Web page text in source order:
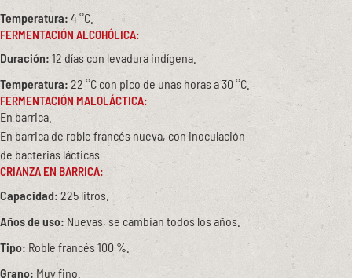
Temperatura: 4 °C.
FERMENTACIÓN ALCOHÓLICA:
Duración: 12 días con levadura indígena.
Temperatura: 22 °C con pico de unas horas a 30 °C.
FERMENTACIÓN MALOLÁCTICA:
En barrica.
En barrica de roble francés nueva, con inoculación
de bacterias lácticas
CRIANZA EN BARRICA:
Capacidad: 225 litros.
Años de uso: Nuevas, se cambian todos los años.
Tipo: Roble francés 100 %.
Grano: Muy fino.